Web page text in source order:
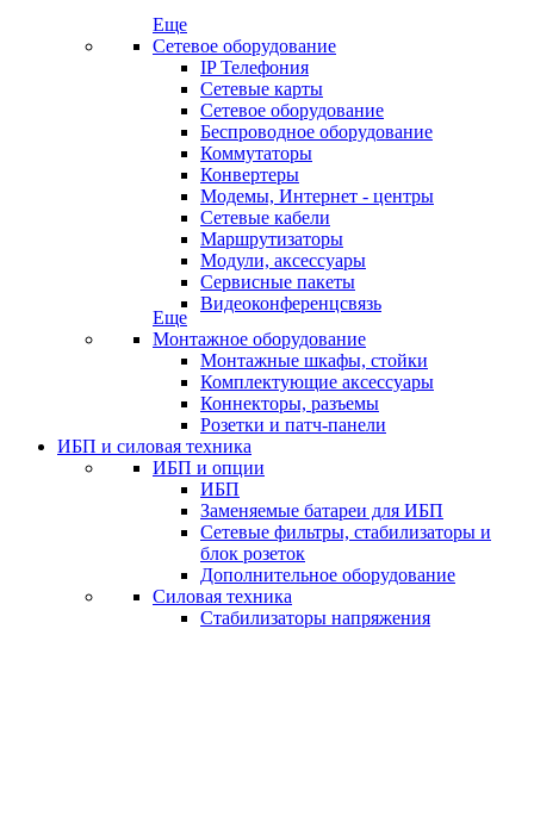
Еще
Сетевое оборудование
IP Телефония
Сетевые карты
Сетевое оборудование
Беспроводное оборудование
Коммутаторы
Конвертеры
Модемы, Интернет - центры
Сетевые кабели
Маршрутизаторы
Модули, аксессуары
Сервисные пакеты
Видеоконференцсвязь
Еще
Монтажное оборудование
Монтажные шкафы, стойки
Комплектующие аксессуары
Коннекторы, разъемы
Розетки и патч-панели
ИБП и силовая техника
ИБП и опции
ИБП
Заменяемые батареи для ИБП
Сетевые фильтры, стабилизаторы и
блок розеток
Дополнительное оборудование
Силовая техника
Стабилизаторы напряжения